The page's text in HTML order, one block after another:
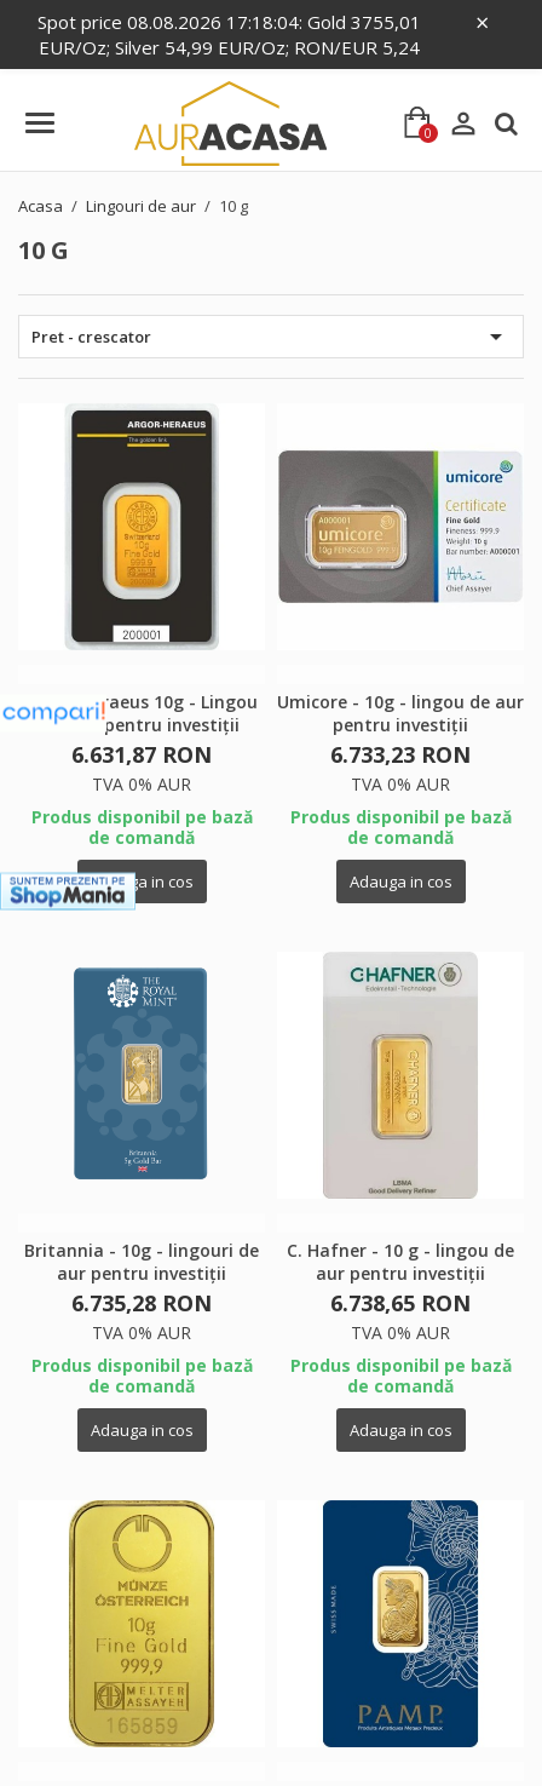
×
Spot price 08.08.2026 17:18:04: Gold 3755,01
EUR/Oz; Silver 54,99 EUR/Oz; RON/EUR 5,24
0 
Acasa Lingouri de aur 10 g
10 G
Pret - crescator 
Argor-Heraeus 10g - Lingou
de aur pentru investiții
6.631,87 RON
TVA 0% AUR
Produs disponibil pe bază
de comandă
Adauga in cos
Umicore - 10g - lingou de aur
pentru investiții
6.733,23 RON
TVA 0% AUR
Produs disponibil pe bază
de comandă
Adauga in cos
Britannia - 10g - lingouri de
aur pentru investiții
6.735,28 RON
TVA 0% AUR
Produs disponibil pe bază
de comandă
Adauga in cos
C. Hafner - 10 g - lingou de
aur pentru investiții
6.738,65 RON
TVA 0% AUR
Produs disponibil pe bază
de comandă
Adauga in cos
My wishlists
((modalTitle)) ×
((confirmMessage))
Creeaza o lista de dorinte ×
Numele listei de dorinte
Autentificare ×
Ai nevoie sa fii autentificat pentru a salva produsele in
lista de dorinte.